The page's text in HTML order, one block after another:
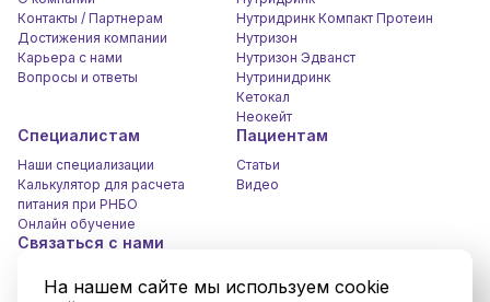
Контакты / Партнерам
Достижения компании
Карьера c нами
Вопросы и ответы
Нутридринк Компакт Протеин
Нутризон
Нутризон Эдванст
Нутринидринк
Кетокал
Неокейт
Специалистам
Наши специализации
Калькулятор для расчета
питания при РНБО
Онлайн обучение
Пациентам
Статьи
Видео
Связаться с нами
Онлайн чат
На нашем сайте мы используем cookie